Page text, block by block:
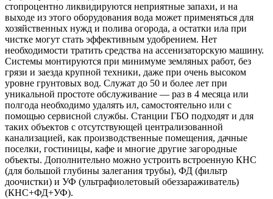
стопроцентно ликвидируются неприятные запахи, и на
выходе из этого оборудования вода может применяться для
хозяйственных нужд и полива огорода, а остатки ила при
чистке могут стать эффективным удобрением. Нет
необходимости тратить средства на ассенизаторскую машину.
Системы монтируются при минимуме земляных работ, без
грязи и заезда крупной техники, даже при очень высоком
уровне грунтовых вод. Служат до 50 и более лет при
уникальной простоте обслуживание — раз в 4 месяца или
полгода необходимо удалять ил, самостоятельно или с
помощью сервисной службы. Станции ГБО подходят и для
таких объектов с отсутствующей централизованной
канализацией, как производственные помещения, дачные
поселки, гостиницы, кафе и многие другие загородные
объекты. Дополнительно можно устроить встроенную КНС
(для большой глубины залегания трубы), ФД (фильтр
доочистки) и УФ (ультрафиолетовый обеззараживатель)
(КНС+ФД+УФ).